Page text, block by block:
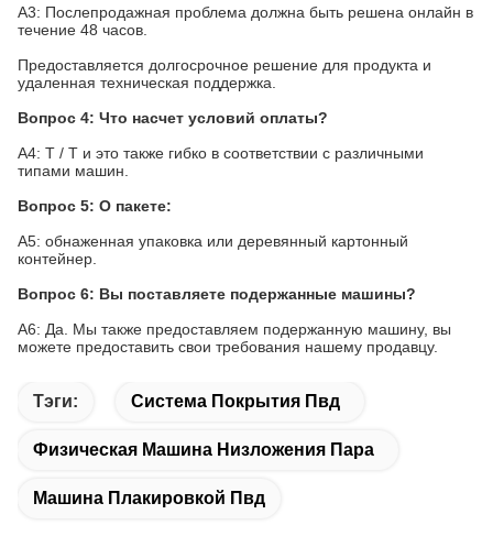
A3: Послепродажная проблема должна быть решена онлайн в
течение 48 часов.
Предоставляется долгосрочное решение для продукта и
удаленная техническая поддержка.
Вопрос 4: Что насчет условий оплаты?
A4: T / T и это также гибко в соответствии с различными
типами машин.
Вопрос 5: О пакете:
A5: обнаженная упаковка или деревянный картонный
контейнер.
Вопрос 6: Вы поставляете подержанные машины?
A6: Да. Мы также предоставляем подержанную машину, вы
можете предоставить свои требования нашему продавцу.
Тэги: Система Покрытия Пвд
Физическая Машина Низложения Пара
Машина Плакировкой Пвд